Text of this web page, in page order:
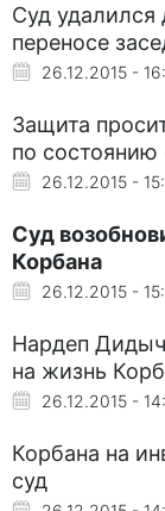
Cуд
переносе
26.12.2015 -
Защита
по состоянию
26.12.2015 -
Суд
Корбана
26.12.2015 -
Нардеп
на жизнь
26.12.2015 -
Корбана на
суд